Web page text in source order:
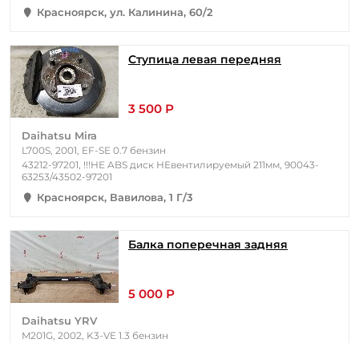
Красноярск, ул. Калинина, 60/2
Ступица левая передняя
3 500 Р
Daihatsu Mira
L700S, 2001, EF-SE 0.7 бензин
43212-97201, !!!НЕ ABS диск НЕвентилируемый 211мм, 90043-
63253/43502-97201
Красноярск, Вавилова, 1 Г/3
Балка поперечная задняя
5 000 Р
Daihatsu YRV
M201G, 2002, K3-VE 1.3 бензин